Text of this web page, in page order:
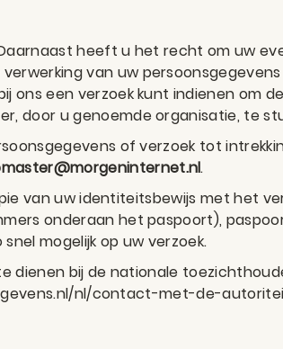
heeft u het recht om uw
van uw
een verzoek kunt indienen om de
door u genoemde organisatie, te
of verzoek tot
.
van uw identiteitsbewijs met het
onderaan het paspoort),
mogelijk op uw verzoek.
dienen bij de nationale
nl/contact-met-de-